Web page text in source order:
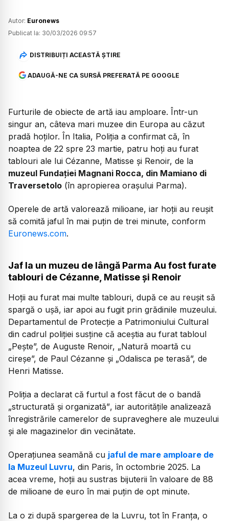
Autor: Euronews
Publicat la: 30/03/2026 09:57
DISTRIBUIȚI ACEASTĂ ȘTIRE
ADAUGĂ-NE CA SURSĂ PREFERATĂ PE GOOGLE
Furturile de obiecte de artă iau amploare. Într-un
singur an, câteva mari muzee din Europa au căzut
pradă hoților. În Italia, Poliția a confirmat că, în
noaptea de 22 spre 23 martie, patru hoți au furat
tablouri ale lui Cézanne, Matisse și Renoir, de la
muzeul Fundației Magnani Rocca, din Mamiano di
Traversetolo (în apropierea orașului Parma).
Operele de artă valorează milioane, iar hoții au reușit
să comită jaful în mai puțin de trei minute, conform
Euronews.com.
Jaf la un muzeu de lângă Parma Au fost furate
tablouri de Cézanne, Matisse și Renoir
Hoții au furat mai multe tablouri, după ce au reușit să
spargă o ușă, iar apoi au fugit prin grădinile muzeului.
Departamentul de Protecție a Patrimoniului Cultural
din cadrul poliției susține că aceștia au furat tabloul
„Pește”, de Auguste Renoir, „Natură moartă cu
cireșe”, de Paul Cézanne și „Odalisca pe terasă”, de
Henri Matisse.
Poliția a declarat că furtul a fost făcut de o bandă
„structurată și organizată”, iar autoritățile analizează
înregistrările camerelor de supraveghere ale muzeului
și ale magazinelor din vecinătate.
Operațiunea seamănă cu jaful de mare amploare de
la Muzeul Luvru, din Paris, în octombrie 2025. La
acea vreme, hoții au sustras bijuterii în valoare de 88
de milioane de euro în mai puțin de opt minute.
La o zi după spargerea de la Luvru, tot în Franța, o